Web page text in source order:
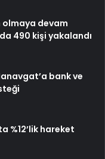
devam
490 kişi yakalandı
bank ve
%12’lik hareket